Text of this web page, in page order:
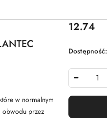
w normalnym
obwodu przez
Cena:
12.74
Dostępność: